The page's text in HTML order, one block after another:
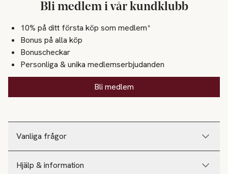
Vanliga frågor
Hjälp & information
Bli medlem i vår kundklubb
10% på ditt första köp som medlem*
Bonus på alla köp
Bonuscheckar
Personliga & unika medlemserbjudanden
Bli medlem